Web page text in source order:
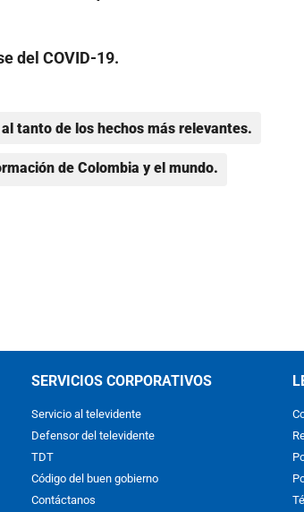
del COVID-19.
tanto de los hechos más relevantes.
de Colombia y el mundo.
SERVICIOS CORPORATIVOS
Servicio al televidente
Defensor del televidente
TDT
Código del buen gobierno
Contáctanos